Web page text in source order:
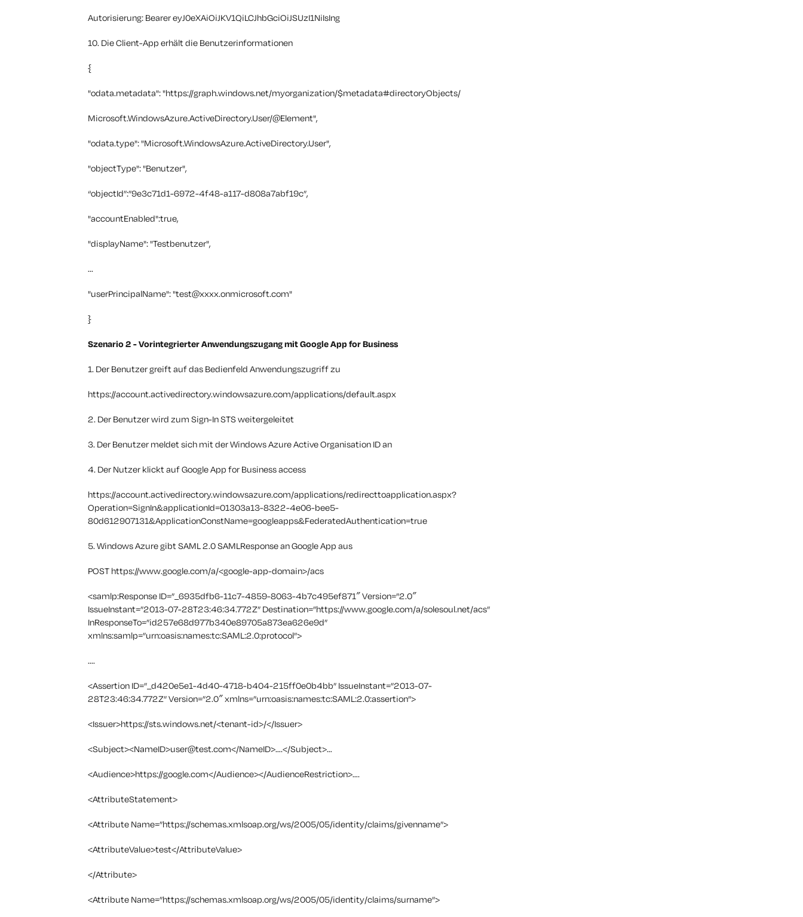
Autorisierung: Bearer eyJ0eXAiOiJKV1QiLCJhbGciOiJSUzI1NiIsIng
10. Die Client-App erhält die Benutzerinformationen
{
"odata.metadata": "https://graph.windows.net/myorganization/$metadata#directoryObjects/
Microsoft.WindowsAzure.ActiveDirectory.User/@Element",
"odata.type": "Microsoft.WindowsAzure.ActiveDirectory.User",
"objectType": "Benutzer",
“objectId”:”9e3c71d1-6972-4f48-a117-d808a7abf19c”,
"accountEnabled":true,
"displayName": "Testbenutzer",
...
"userPrincipalName": "test@xxxx.onmicrosoft.com"
}
Szenario 2 - Vorintegrierter Anwendungszugang mit Google App for Business
1. Der Benutzer greift auf das Bedienfeld Anwendungszugriff zu
https://account.activedirectory.windowsazure.com/applications/default.aspx
2. Der Benutzer wird zum Sign-In STS weitergeleitet
3. Der Benutzer meldet sich mit der Windows Azure Active Organisation ID an
4. Der Nutzer klickt auf Google App for Business access
https://account.activedirectory.windowsazure.com/applications/redirecttoapplication.aspx?
Operation=SignIn&applicationId=01303a13-8322-4e06-bee5-
80d612907131&ApplicationConstName=googleapps&FederatedAuthentication=true
5. Windows Azure gibt SAML 2.0 SAMLResponse an Google App aus
POST https://www.google.com/a/<google-app-domain>/acs
<samlp:Response ID=”_6935dfb6-11c7-4859-8063-4b7c495ef871″ Version=”2.0″
IssueInstant=”2013-07-28T23:46:34.772Z” Destination=”https://www.google.com/a/solesoul.net/acs”
InResponseTo=”id257e68d977b340e89705a873ea626e9d”
xmlns:samlp=”urn:oasis:names:tc:SAML:2.0:protocol”>
....
<Assertion ID=”_d420e5e1-4d40-4718-b404-215ff0e0b4bb” IssueInstant=”2013-07-
28T23:46:34.772Z” Version=”2.0″ xmlns=”urn:oasis:names:tc:SAML:2.0:assertion”>
<Issuer>https://sts.windows.net/<tenant-id>/</Issuer>
<Subject><NameID>user@test.com</NameID>….</Subject>…
<Audience>https://google.com</Audience></AudienceRestriction>….
<AttributeStatement>
<Attribute Name=”https://schemas.xmlsoap.org/ws/2005/05/identity/claims/givenname”>
<AttributeValue>test</AttributeValue>
</Attribute>
<Attribute Name=”https://schemas.xmlsoap.org/ws/2005/05/identity/claims/surname”>